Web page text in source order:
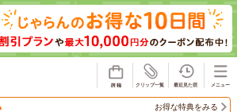
お得な特典をみる